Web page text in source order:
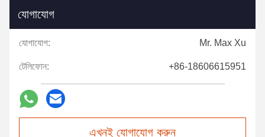
যোগাযোগ
যোগাযোগ: Mr. Max Xu
টেলিফোন: +86-18606615951
এখনই যোগাযোগ করুন